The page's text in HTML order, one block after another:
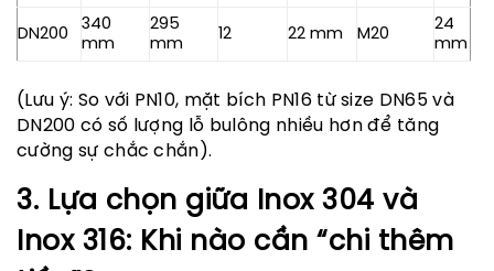
DN200
340
mm
295
mm
12 22 mm M20
24
mm
(Lưu ý: So với PN10, mặt bích PN16 từ size DN65 và
DN200 có số lượng lỗ bulông nhiều hơn để tăng
cường sự chắc chắn).
3. Lựa chọn giữa Inox 304 và
Inox 316: Khi nào cần “chi thêm